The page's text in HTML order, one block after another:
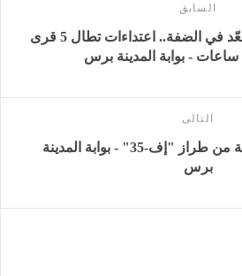
السابق
الاحتلال الإسرائيلي يصعّد في الضفة.. اعتداءات تطال 5 قرى
ساعات - بوابة المدينة برس
التالى
تحطم مقاتلة أميركية من طراز "إف-35" - بوابة المدينة
برس